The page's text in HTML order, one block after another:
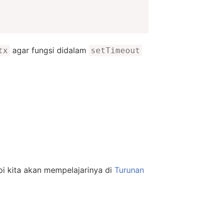
agar fungsi didalam setTimeout
kita akan mempelajarinya di Turunan